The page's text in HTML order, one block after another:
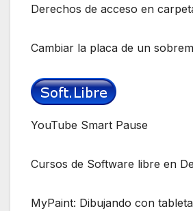
Derechos de acceso en
Cambiar la placa de un
YouTube Smart Pause
Cursos de Software libre en
MyPaint: Dibujando con